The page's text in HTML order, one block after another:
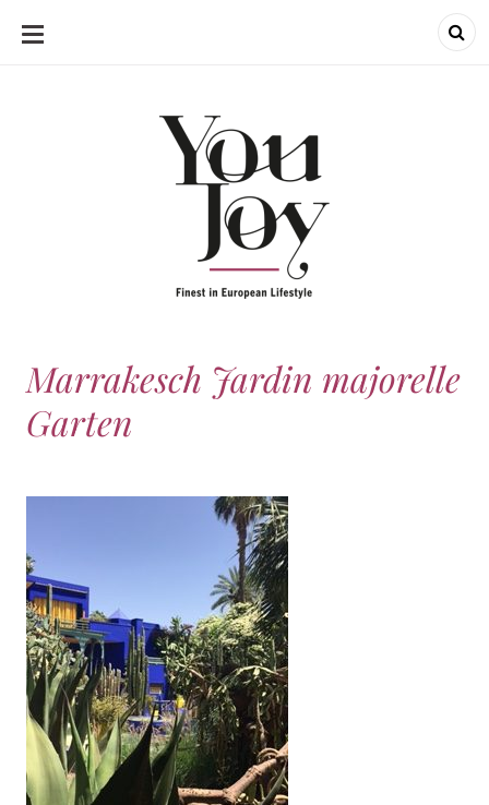
SKIP
Marrakesch Jardin majorelle
Garten